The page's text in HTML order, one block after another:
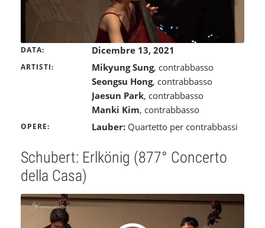
DATA Dicembre 13, 2021
ARTISTI Mikyung Sung, contrabbasso
Seongsu Hong, contrabbasso
Jaesun Park, contrabbasso
Manki Kim, contrabbasso
OPERE Lauber: Quartetto per contrabbassi
Schubert: Erlkönig (877° Concerto
della Casa)